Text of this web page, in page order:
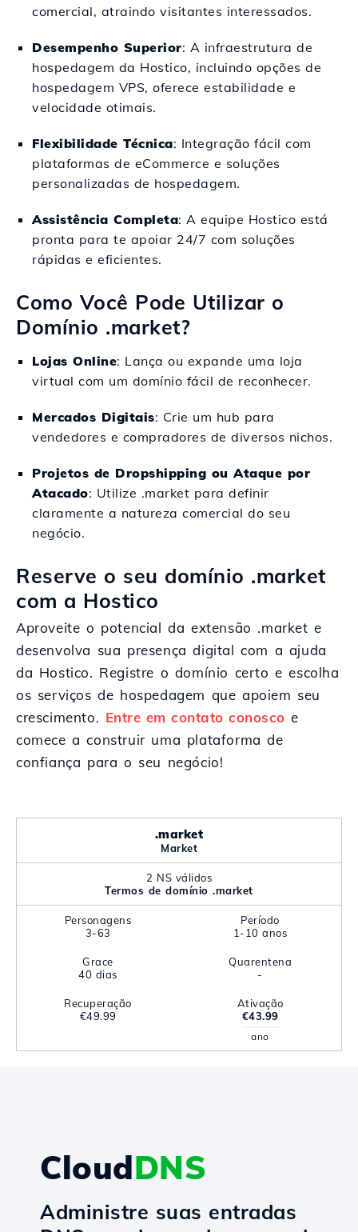
comercial, atraindo visitantes interessados.
Desempenho Superior: A infraestrutura de
hospedagem da Hostico, incluindo opções de
hospedagem VPS, oferece estabilidade e
velocidade otimais.
Flexibilidade Técnica: Integração fácil com
plataformas de eCommerce e soluções
personalizadas de hospedagem.
Assistência Completa: A equipe Hostico está
pronta para te apoiar 24/7 com soluções
rápidas e eficientes.
Como Você Pode Utilizar o
Domínio .market?
Lojas Online: Lança ou expande uma loja
virtual com um domínio fácil de reconhecer.
Mercados Digitais: Crie um hub para
vendedores e compradores de diversos nichos.
Projetos de Dropshipping ou Ataque por
Atacado: Utilize .market para definir
claramente a natureza comercial do seu
negócio.
Reserve o seu domínio .market
com a Hostico
Aproveite o potencial da extensão .market e
desenvolva sua presença digital com a ajuda
da Hostico. Registre o domínio certo e escolha
os serviços de hospedagem que apoiem seu
crescimento. Entre em contato conosco e
comece a construir uma plataforma de
confiança para o seu negócio!
.market
Market
2 NS válidos
Termos de domínio .market
Personagens
3-63
Período
1-10 anos
Grace
40 dias
Quarentena
-
Recuperação
€49.99
Ativação
€43.99
ano
CloudDNS
Administre suas entradas